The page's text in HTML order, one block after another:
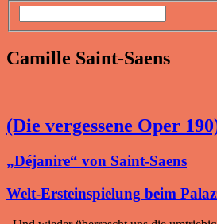
Camille Saint-Saens
(Die vergessene Oper
„Déjanire“ von Saint-Saens
Welt-Ersteinspielung beim